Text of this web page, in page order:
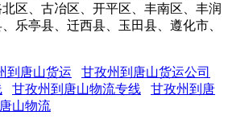
区、古冶区、开平区、丰南区、丰润
乐亭县、迁西县、玉田县、遵化市、
到唐山货运
甘孜州到唐山货运公司
甘孜州到唐山物流专线
甘孜州到唐
山物流